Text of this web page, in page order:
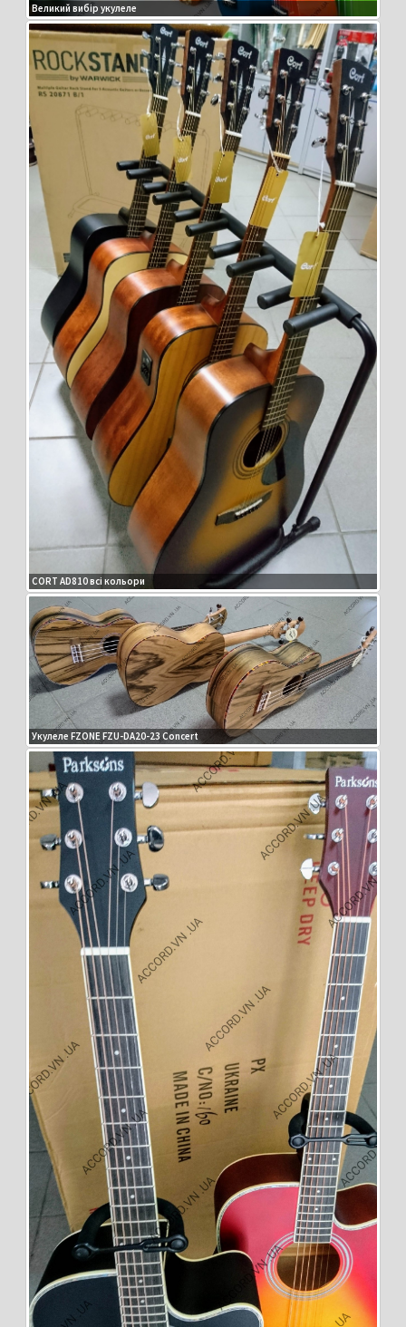
Великий вибір укулеле
CORT AD810 всі кольори
Укулеле FZONE FZU-DA20-23 Concert